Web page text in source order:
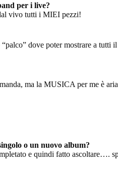
per i live?
vivo tutti i MIEI pezzi!
dove poter mostrare a tutti
ma la MUSICA per me è
o un nuovo album?
e quindi fatto ascoltare….